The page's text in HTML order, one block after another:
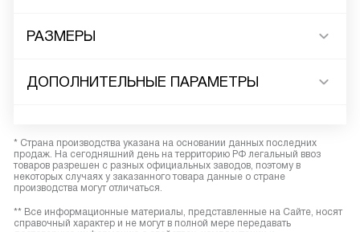
РАЗМЕРЫ
ДОПОЛНИТЕЛЬНЫЕ ПАРАМЕТРЫ
* Страна производства указана на основании данных последних
продаж. На сегодняшний день на территорию РФ легальный ввоз
товаров разрешен с разных официальных заводов, поэтому в
некоторых случаях у заказанного товара данные о стране
производства могут отличаться.
** Все информационные материалы, представленные на Сайте, носят
справочный характер и не могут в полной мере передавать